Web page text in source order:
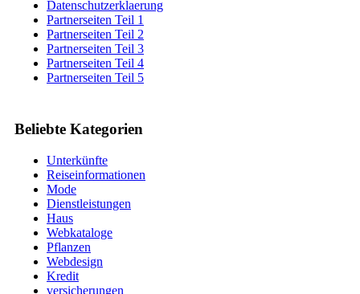
Beliebte Kategorien
Unterkünfte
Reiseinformationen
Mode
Dienstleistungen
Haus
Webkataloge
Pflanzen
Webdesign
Kredit
versicherungen
Datenschutzerklaerung
Partnerseiten Teil 1
Partnerseiten Teil 2
Partnerseiten Teil 3
Partnerseiten Teil 4
Partnerseiten Teil 5